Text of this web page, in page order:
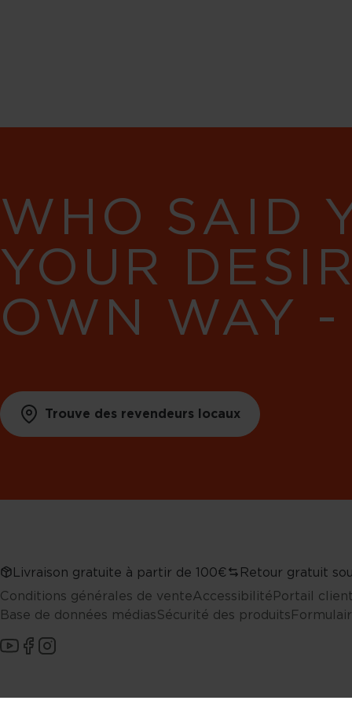
WHO SAID
YOUR
OWN WAY
Trouve des revendeurs locaux
Livraison gratuite à partir de 100€ Retour gratuit
Conditions générales de venteAccessibilitéPortail
Base de données médiasSécurité des produits